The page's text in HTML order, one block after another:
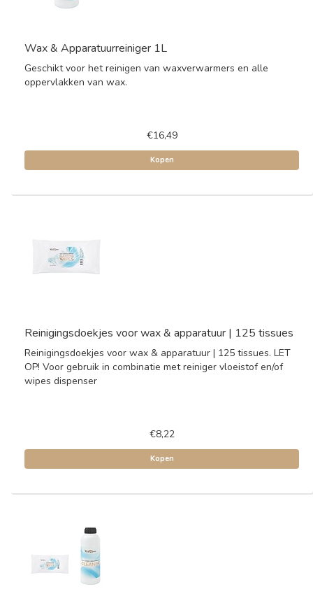
Wax & Apparatuurreiniger 1L
Geschikt voor het reinigen van waxverwarmers en alle
oppervlakken van wax.
€16,49
Kopen
Reinigingsdoekjes voor wax & apparatuur | 125 tissues
Reinigingsdoekjes voor wax & apparatuur | 125 tissues. LET
OP! Voor gebruik in combinatie met reiniger vloeistof en/of
wipes dispenser
€8,22
Kopen